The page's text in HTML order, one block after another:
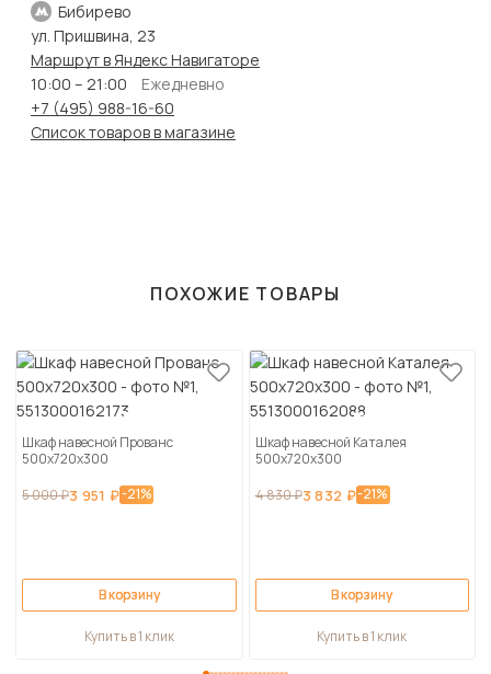
Бибирево
ул. Пришвина, 23
Маршрут в Яндекс Навигаторе
10:00 – 21:00
Ежедневно
+7 (495) 988-16-60
Список товаров в магазине
ПОХОЖИЕ ТОВАРЫ
Шкаф навесной Прованс
500х720х300
5 000 ₽3 951 ₽-21%
В корзину
Купить в 1 клик
Шкаф навесной Каталея
500х720х300
4 830 ₽3 832 ₽-21%
В корзину
Купить в 1 клик